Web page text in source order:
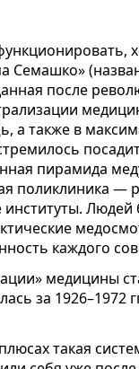
Семашко»
после
а также в
пирамида
поликлиника —
Людей
каждого
медицины
за 1926–1972
такая